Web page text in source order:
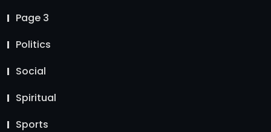
Page 3
Politics
Social
Spiritual
Sports